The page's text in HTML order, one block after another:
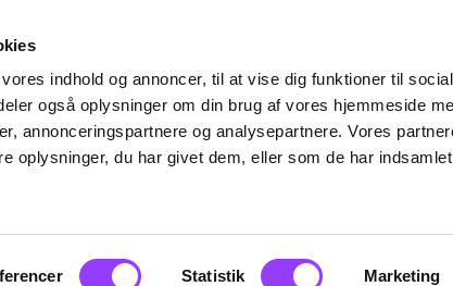
indhold og annoncer, til at vise dig funktioner til
også oplysninger om din brug af vores hjemmeside
annonceringspartnere og analysepartnere. Vores
oplysninger, du har givet dem, eller som de har
Statistik Marketing